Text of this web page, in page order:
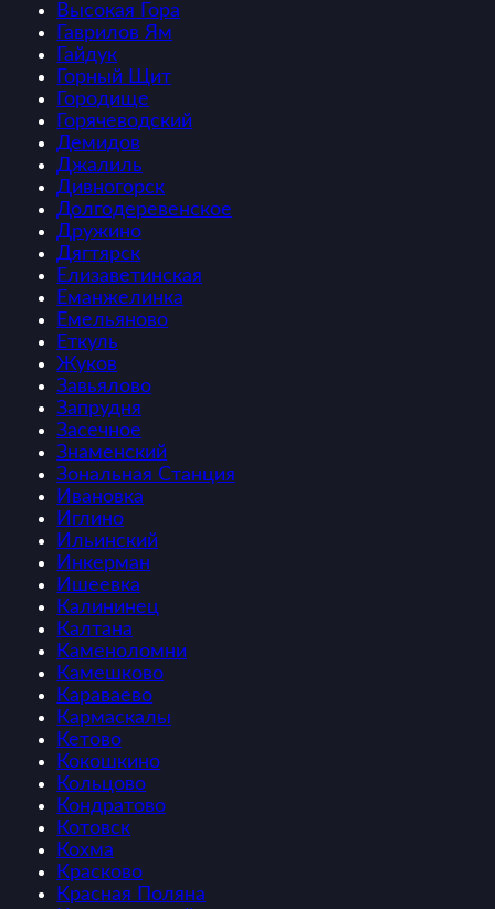
Высокая Гора
Гаврилов Ям
Гайдук
Горный Щит
Городище
Горячеводский
Демидов
Джалиль
Дивногорск
Долгодеревенское
Дружино
Дягтярск
Елизаветинская
Еманжелинка
Емельяново
Еткуль
Жуков
Завьялово
Запрудня
Засечное
Знаменский
Зональная Станция
Ивановка
Иглино
Ильинский
Инкерман
Ишеевка
Калининец
Калтана
Каменоломни
Камешково
Караваево
Кармаскалы
Кетово
Кокошкино
Кольцово
Кондратово
Котовск
Кохма
Красково
Красная Поляна